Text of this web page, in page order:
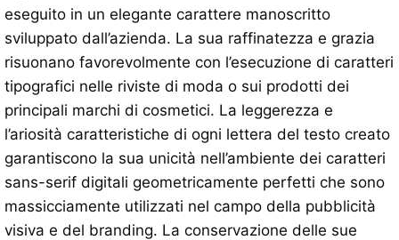
eseguito in un elegante carattere manoscritto
sviluppato dall’azienda. La sua raffinatezza e grazia
risuonano favorevolmente con l’esecuzione di caratteri
tipografici nelle riviste di moda o sui prodotti dei
principali marchi di cosmetici. La leggerezza e
l’ariosità caratteristiche di ogni lettera del testo creato
garantiscono la sua unicità nell’ambiente dei caratteri
sans-serif digitali geometricamente perfetti che sono
massicciamente utilizzati nel campo della pubblicità
visiva e del branding. La conservazione delle sue